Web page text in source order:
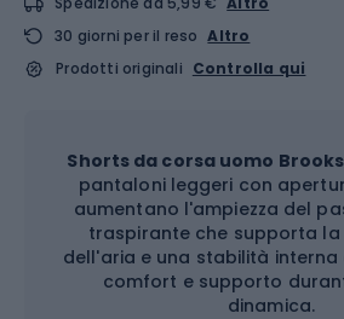
30 giorni per il reso Altro
Prodotti originali Controlla qui
Shorts da corsa uomo
pantaloni leggeri con
aumentano l'ampiezza del
traspirante che supporta
dell'aria e una stabilità
comfort e supporto
dinamica.